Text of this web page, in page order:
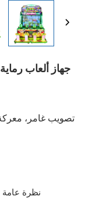
جهاز ألعاب
تصويب غامر،
نظرة عامة